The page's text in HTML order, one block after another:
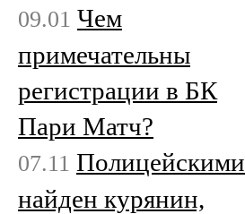
09.01 Чем
примечательны
регистрации в БК
Пари Матч?
07.11 Полицейскими
найден курянин,